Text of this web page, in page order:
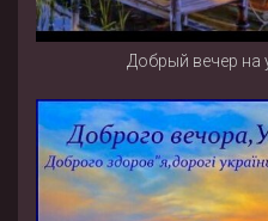
Добрый вечер на